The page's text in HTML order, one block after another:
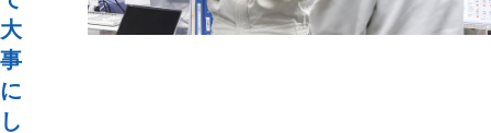
大
事
に
し